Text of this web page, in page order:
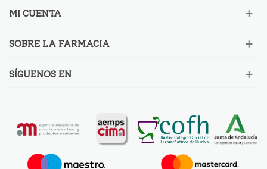
MI CUENTA
SOBRE LA FARMACIA
SÍGUENOS EN